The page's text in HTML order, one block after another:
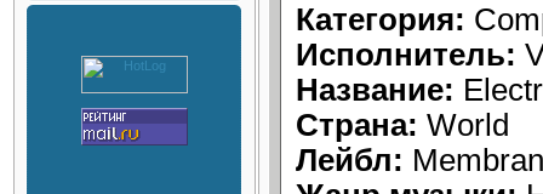
Категория:
Исполнитель:
Название:
Страна: World
Лейбл: Membran